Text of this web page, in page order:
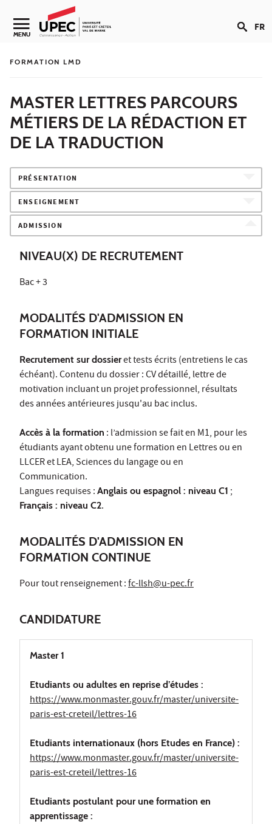
Aller au contenu
Navigation secondaire
MENU FR
FORMATION LMD
MASTER LETTRES PARCOURS
MÉTIERS DE LA RÉDACTION ET
DE LA TRADUCTION
PRÉSENTATION
ENSEIGNEMENT
ADMISSION
NIVEAU(X) DE RECRUTEMENT
Bac + 3
MODALITÉS D'ADMISSION EN
FORMATION INITIALE
Recrutement sur dossieret tests écrits (entretiens le cas
échéant). Contenu du dossier : CV détaillé, lettre de
motivation incluant un projet professionnel, résultats
des années antérieures jusqu'au bac inclus.
Accès à la formation : l’admission se fait en M1, pour les
étudiants ayant obtenu une formation en Lettres ou en
LLCER et LEA, Sciences du langage ou en
Communication.
Langues requises : Anglais ou espagnol : niveau C1 ;
Français : niveau C2.
MODALITÉS D'ADMISSION EN
FORMATION CONTINUE
Pour tout renseignement :fc-llsh@u-pec.fr
CANDIDATURE
Master 1
Etudiants ou adultes en reprise d’études :
https://www.monmaster.gouv.fr/master/universite-
paris-est-creteil/lettres-16
Etudiants internationaux (hors Etudes en France) :
https://www.monmaster.gouv.fr/master/universite-
paris-est-creteil/lettres-16
Etudiants postulant pour une formation en
apprentissage :